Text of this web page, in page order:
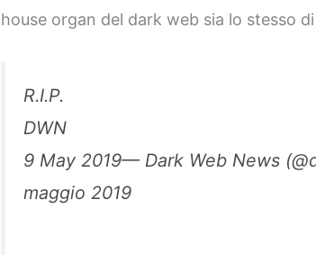
house organ del dark web sia lo stesso
R.I.P.
DWN
9 May 2019— Dark Web News
maggio 2019